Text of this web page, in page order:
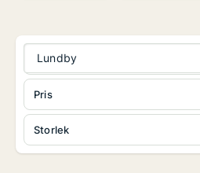
Lundby
Storlek
Pris